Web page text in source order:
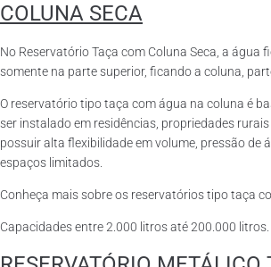
COLUNA SECA
No Reservatório Taça com Coluna Seca, a água
somente na parte superior, ficando a coluna,
O reservatório tipo taça com água na coluna é
ser instalado em residências, propriedades
possuir alta flexibilidade em volume, pressão de
espaços limitados.
Conheça mais sobre os reservatórios tipo taça
Capacidades entre 2.000 litros até 200.000 litros.